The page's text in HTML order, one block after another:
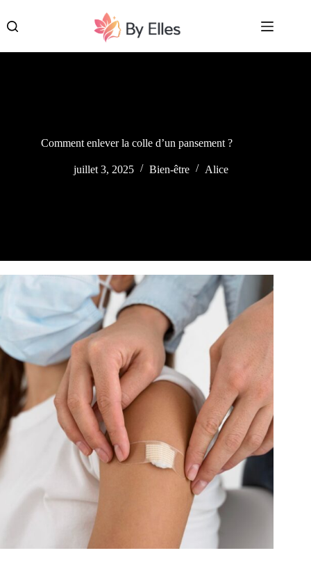
contenu
Comment enlever la colle d’un pansement ?
juillet 3, 2025 Bien-être Alice